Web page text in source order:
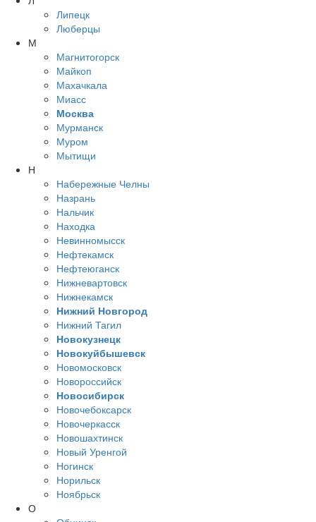
Липецк
Люберцы
М
Магнитогорск
Майкоп
Махачкала
Миасс
Москва
Мурманск
Муром
Мытищи
Н
Набережные Челны
Назрань
Нальчик
Находка
Невинномысск
Нефтекамск
Нефтеюганск
Нижневартовск
Нижнекамск
Нижний Новгород
Нижний Тагил
Новокузнецк
Новокуйбышевск
Новомосковск
Новороссийск
Новосибирск
Новочебоксарск
Новочеркасск
Новошахтинск
Новый Уренгой
Ногинск
Норильск
Ноябрьск
О